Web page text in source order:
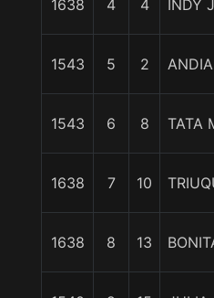
1638 4 4 INDY
1543 5 2
1543 6 8 TATA
1638 7 10
1638 8 13